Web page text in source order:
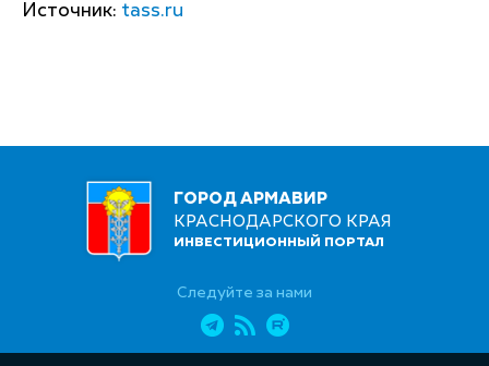
Источник: tass.ru
ГОРОД АРМАВИР
КРАСНОДАРСКОГО КРАЯ
ИНВЕСТИЦИОННЫЙ ПОРТАЛ
Следуйте за нами